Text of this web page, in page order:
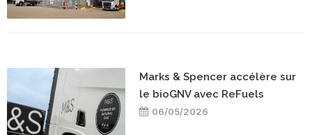
Marks & Spencer accélère sur
le bioGNV avec ReFuels
06/05/2026